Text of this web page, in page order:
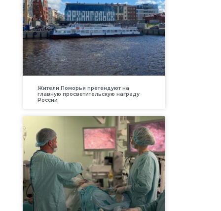
Жители Поморья претендуют на
главную просветительскую награду
России